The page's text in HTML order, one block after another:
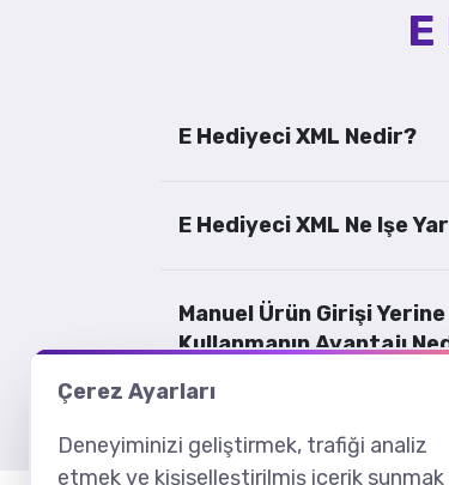
E Hediyeci XML Nedir?
E Hediyeci XML Ne Işe
Manuel Ürün Girişi
Kullanmanın Avantajı
Çerez Ayarları
Deneyiminizi geliştirmek, trafiği analiz
etmek ve kişiselleştirilmiş içerik sunmak